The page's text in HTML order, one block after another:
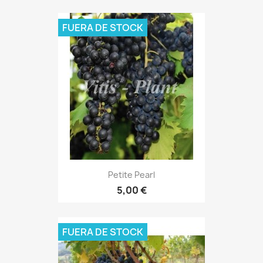
Petite Pearl
5,00 €
FUERA DE STOCK
FUERA DE STOCK